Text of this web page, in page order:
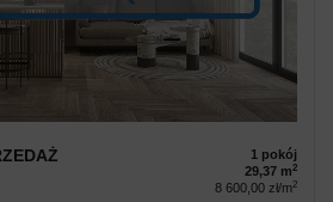
1 pokój
29,37 m2
8 600,00 zł/m2